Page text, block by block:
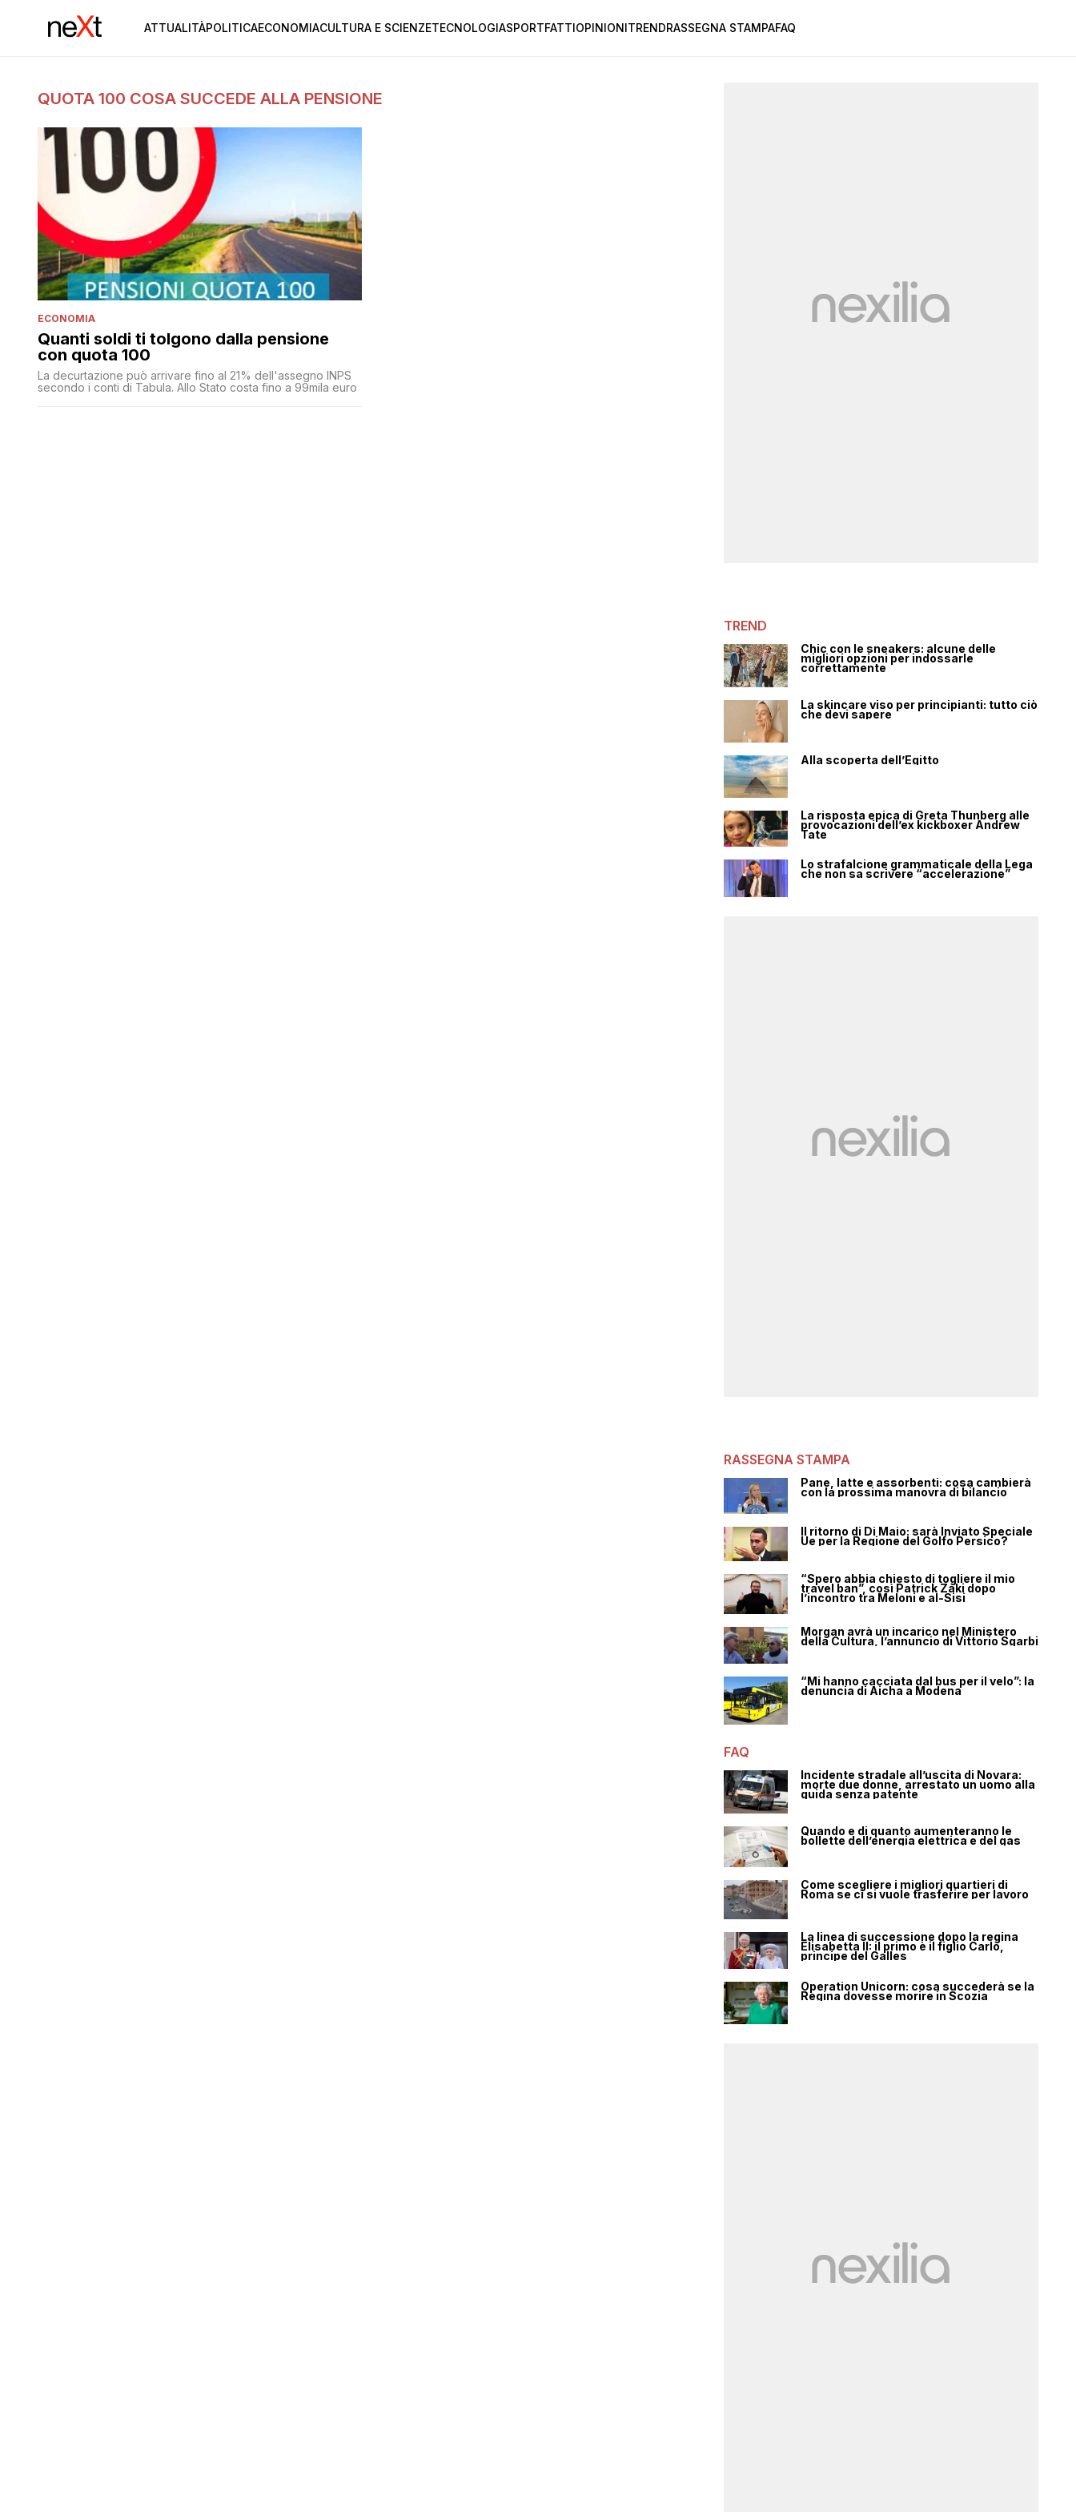
ATTUALITÀPOLITICAECONOMIACULTURA E SCIENZETECNOLOGIASPORTFATTIOPINIONITRENDRASSEGNA STAMPAFAQ
QUOTA 100 COSA SUCCEDE ALLA PENSIONE
ECONOMIA
Quanti soldi ti tolgono dalla pensione
con quota 100
La decurtazione può arrivare fino al 21% dell'assegno INPS
secondo i conti di Tabula. Allo Stato costa fino a 99mila euro
TREND
Chic con le sneakers: alcune delle
migliori opzioni per indossarle
correttamente
La skincare viso per principianti: tutto ciò
che devi sapere
Alla scoperta dell’Egitto
La risposta epica di Greta Thunberg alle
provocazioni dell’ex kickboxer Andrew
Tate
Lo strafalcione grammaticale della Lega
che non sa scrivere “accelerazione”
RASSEGNA STAMPA
Pane, latte e assorbenti: cosa cambierà
con la prossima manovra di bilancio
Il ritorno di Di Maio: sarà Inviato Speciale
Ue per la Regione del Golfo Persico?
“Spero abbia chiesto di togliere il mio
travel ban”, così Patrick Zaki dopo
l’incontro tra Meloni e al-Sisi
Morgan avrà un incarico nel Ministero
della Cultura, l’annuncio di Vittorio Sgarbi
“Mi hanno cacciata dal bus per il velo”: la
denuncia di Aicha a Modena
FAQ
Incidente stradale all’uscita di Novara:
morte due donne, arrestato un uomo alla
guida senza patente
Quando e di quanto aumenteranno le
bollette dell’energia elettrica e del gas
Come scegliere i migliori quartieri di
Roma se ci si vuole trasferire per lavoro
La linea di successione dopo la regina
Elisabetta II: il primo è il figlio Carlo,
principe del Galles
Operation Unicorn: cosa succederà se la
Regina dovesse morire in Scozia